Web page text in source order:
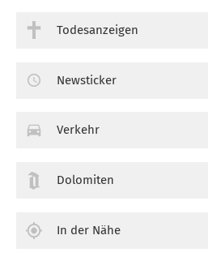
Todesanzeigen
Newsticker
Verkehr
Dolomiten
In der Nähe